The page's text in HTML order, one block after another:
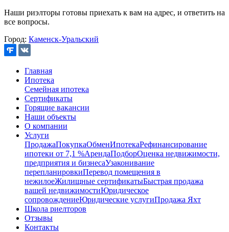
Наши риэлторы готовы приехать к вам на адрес, и ответить на
все вопросы.
Город: Каменск-Уральский
Главная
Ипотека
Семейная ипотека
Сертификаты
Горящие вакансии
Наши объекты
О компании
Услуги
ПродажаПокупкаОбменИпотекаРефинансирование
ипотеки от 7,1 %АрендаПодборОценка недвижимости,
предприятия и бизнесаУзаконивание
перепланировкиПеревод помещения в
нежилоеЖилищные сертификатыБыстрая продажа
вашей недвижимостиЮридическое
сопровождениеЮридические услугиПродажа Яхт
Школа риелторов
Отзывы
Контакты